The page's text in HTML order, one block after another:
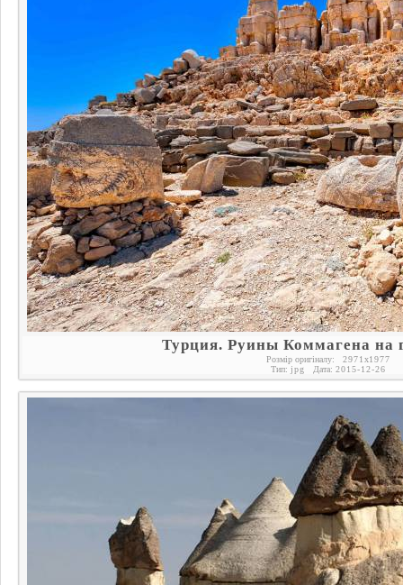
Турция. Руины Коммагена на
Розмір оригіналу: 2971 x1977
Тип: jpg Дата: 2015-12-26